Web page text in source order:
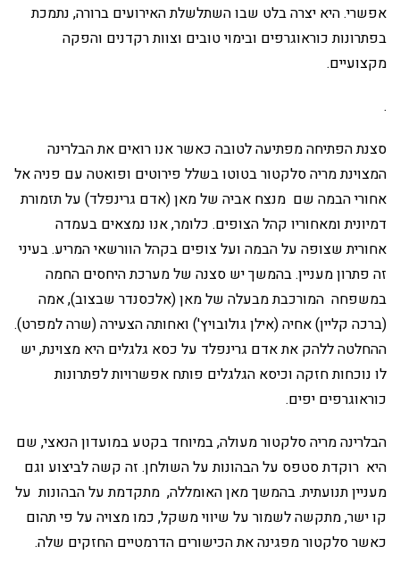
אפשרי. היא יצרה בלט שבו השתלשלת האירועים ברורה, נתמכת
בפתרונות כוראוגרפים ובימוי טובים וצוות רקדנים והפקה
מקצועיים.
.
סצנת הפתיחה מפתיעה לטובה כאשר אנו רואים את הבלרינה
המצוינת מריה סלקטור בטוטו בשלל פירוטים ופואטה עם פניה אל
אחורי הבמה שם מנצח אביה של מאן (אדם גרינפלד) על תזמורת
דמיונית ומאחוריו קהל הצופים. כלומר, אנו נמצאים בעמדה
אחורית שצופה על הבמה ועל צופים בקהל הוורשאי המריע. בעיני
זה פתרון מעניין. בהמשך יש סצנה של מערכת היחסים החמה
במשפחה המורכבת מבעלה של מאן (אלכסנדר שבצוב), אמה
(ברכה קליין) אחיה (אילן גולובויץ') ואחותה הצעירה (שרה למפרט).
ההחלטה ללהק את אדם גרינפלד על כסא גלגלים היא מצוינת, יש
לו נוכחות חזקה וכיסא הגלגלים פותח אפשרויות לפתרונות
כוראוגרפים יפים.
הבלרינה מריה סלקטור מעולה, במיוחד בקטע במועדון הנאצי, שם
היא רוקדת סטפס על הבהונות על השולחן. זה קשה לביצוע וגם
מעניין תנועתית. בהמשך מאן האומללה, מתקדמת על הבהונות על
קו ישר, מתקשה לשמור על שיווי משקל, כמו מצויה על פי תהום
כאשר סלקטור מפגינה את הכישורים הדרמטיים החזקים שלה.